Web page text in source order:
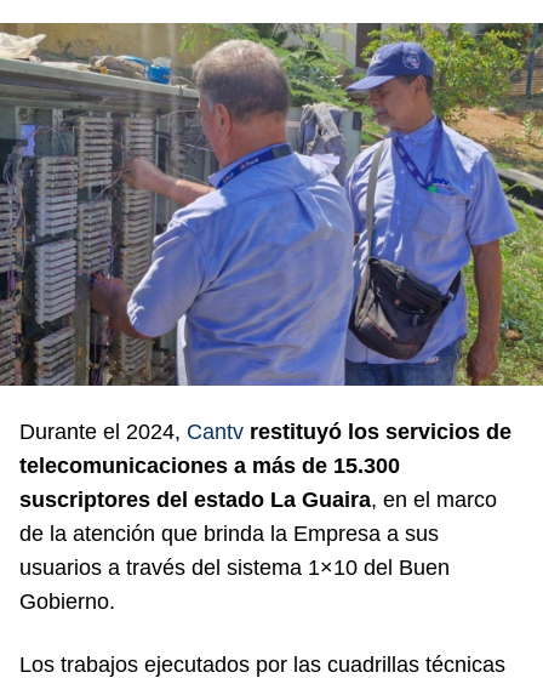
Durante el 2024, Cantv restituyó los servicios de
telecomunicaciones a más de 15.300
suscriptores del estado La Guaira, en el marco
de la atención que brinda la Empresa a sus
usuarios a través del sistema 1×10 del Buen
Gobierno.
Los trabajos ejecutados por las cuadrillas técnicas